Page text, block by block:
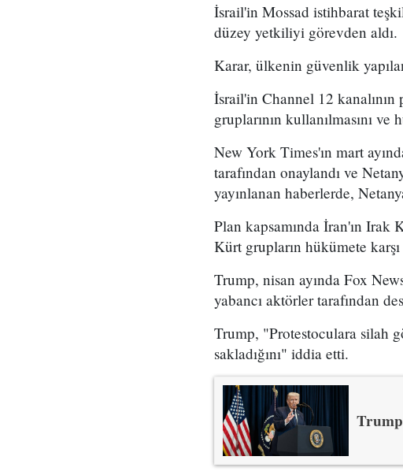
İsrail'in Mossad istihbarat
düzey yetkiliyi görevden aldı.
Karar, ülkenin güvenlik
İsrail'in Channel 12 kanalının
gruplarının kullanılmasını
New York Times'ın mart
tarafından onaylandı ve
yayınlanan haberlerde,
Plan kapsamında İran'ın Irak
Kürt grupların hükümete
Trump, nisan ayında Fox
yabancı aktörler tarafından
Trump, "Protestoculara silah
sakladığını" iddia etti.